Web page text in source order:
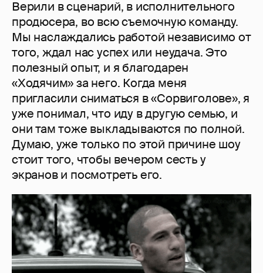
Верили в сценарий, в исполнительного
продюсера, во всю съемочную команду.
Мы наслаждались работой независимо от
того, ждал нас успех или неудача. Это
полезный опыт, и я благодарен
«Ходячим» за него. Когда меня
пригласили сниматься в «Сорвиголове», я
уже понимал, что иду в другую семью, и
они там тоже выкладываются по полной.
Думаю, уже только по этой причине шоу
стоит того, чтобы вечером сесть у
экранов и посмотреть его.